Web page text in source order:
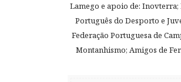
Lamego e apoio de:
Português do Desporto e
Federação Portuguesa de
Montanhismo; Amigos de